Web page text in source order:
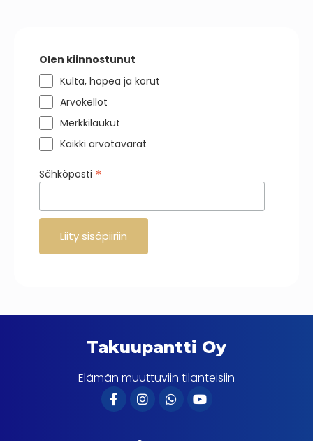
Olen kiinnostunut
Kulta, hopea ja korut
Arvokellot
Merkkilaukut
Kaikki arvotavarat
Sähköposti *
Takuupantti Oy
– Elämän muuttuviin tilanteisiin –